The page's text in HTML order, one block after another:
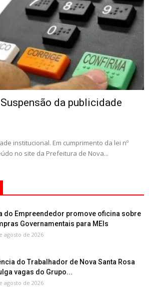
da publicidade
institucional. Em cumprimento da lei nº
no site da Prefeitura de Nova...
do Empreendedor promove oficina sobre
Governamentais para MEIs
agosto de 2026
do Trabalhador de Nova Santa Rosa
vagas do Grupo...
agosto de 2026